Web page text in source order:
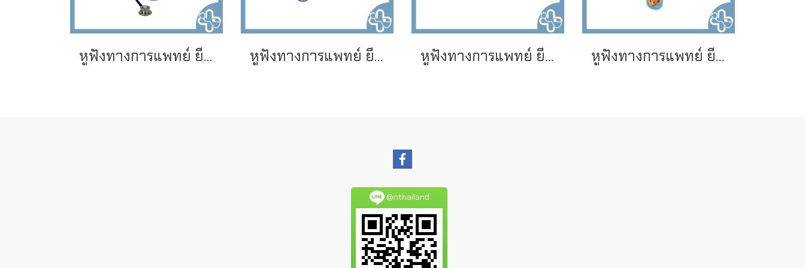
หูฟังทางการแพทย์ ยี่ห้อ SPIRIT รุ่น CK-S601P หูฟังทางการแพทย์ ยี่ห้อ SPIRIT รุ่น CK-S605P หูฟังทางการแพทย์ ยี่ห้อ SPIRIT รุ่น CK-S606P หูฟังทางการแพทย์ ยี่ห้อ SPIRIT รุ่น CK-606PF
@nthailand